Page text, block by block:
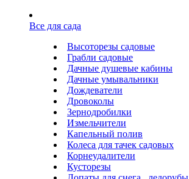
Все для сада
Высоторезы садовые
Грабли садовые
Дачные душевые кабины
Дачные умывальники
Дождеватели
Дровоколы
Зернодробилки
Измельчители
Капельный полив
Колеса для тачек садовых
Корнеудалители
Кусторезы